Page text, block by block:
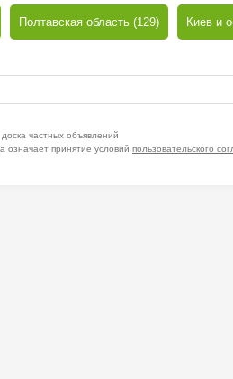
Полтавская область (129) Киев и
частных объявлений
означает принятие условий пользовательского